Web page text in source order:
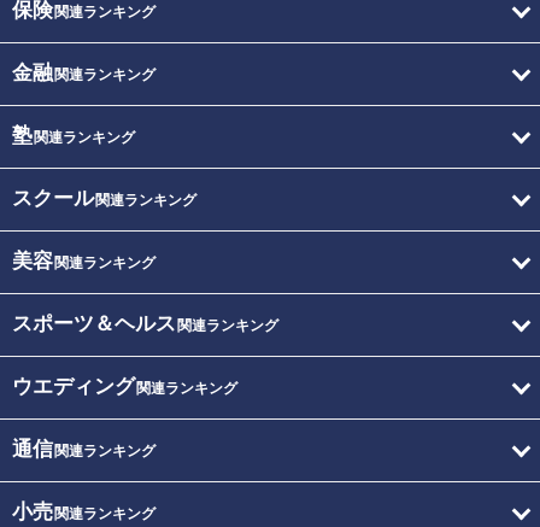
保険関連ランキング
金融関連ランキング
塾関連ランキング
スクール関連ランキング
美容関連ランキング
スポーツ＆ヘルス 関連ランキング
ウエディング関連ランキング
通信関連ランキング
小売関連ランキング